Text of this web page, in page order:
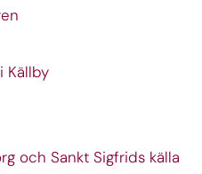
Källby
och Sankt Sigfrids källa